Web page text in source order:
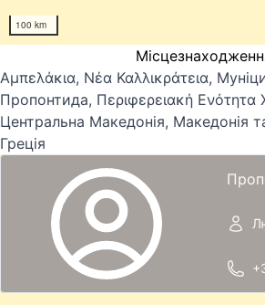
100 km
Αμπελάκια, Νέα Καλλικράτεια,
Пропонтида, Περιφερειακή Ενότητα
Центральна Македонія, Македонія
Греція